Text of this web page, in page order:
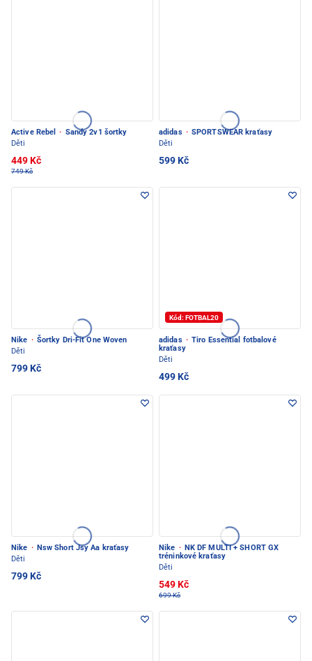
Active Rebel · Sandy 2v1 šortky
Děti
449 Kč
749 Kč
adidas · SPORTSWEAR kraťasy
Děti
599 Kč
Nike · Šortky Dri-Fit One Woven
Děti
799 Kč
Kód: FOTBAL20
adidas · Tiro Essential fotbalové
kraťasy
Děti
499 Kč
Nike · Nsw Short Jsy Aa kraťasy
Děti
799 Kč
Nike · NK DF MULTI + SHORT GX
tréninkové kraťasy
Děti
549 Kč
699 Kč